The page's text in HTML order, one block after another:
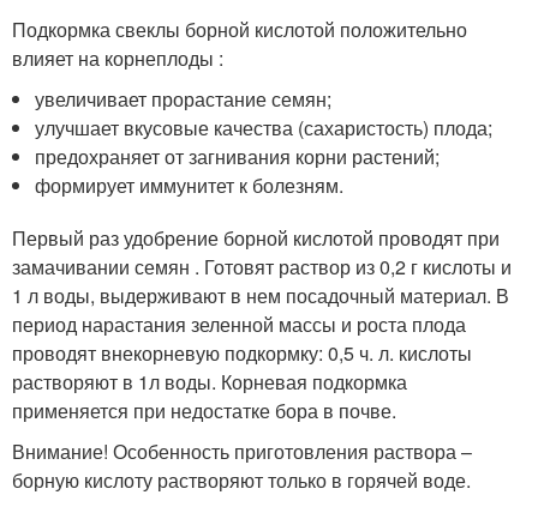
Подкормка свеклы борной кислотой положительно
влияет на корнеплоды :
увеличивает прорастание семян;
улучшает вкусовые качества (сахаристость) плода;
предохраняет от загнивания корни растений;
формирует иммунитет к болезням.
Первый раз удобрение борной кислотой проводят при
замачивании семян . Готовят раствор из 0,2 г кислоты и
1 л воды, выдерживают в нем посадочный материал. В
период нарастания зеленной массы и роста плода
проводят внекорневую подкормку: 0,5 ч. л. кислоты
растворяют в 1л воды. Корневая подкормка
применяется при недостатке бора в почве.
Внимание! Особенность приготовления раствора –
борную кислоту растворяют только в горячей воде.